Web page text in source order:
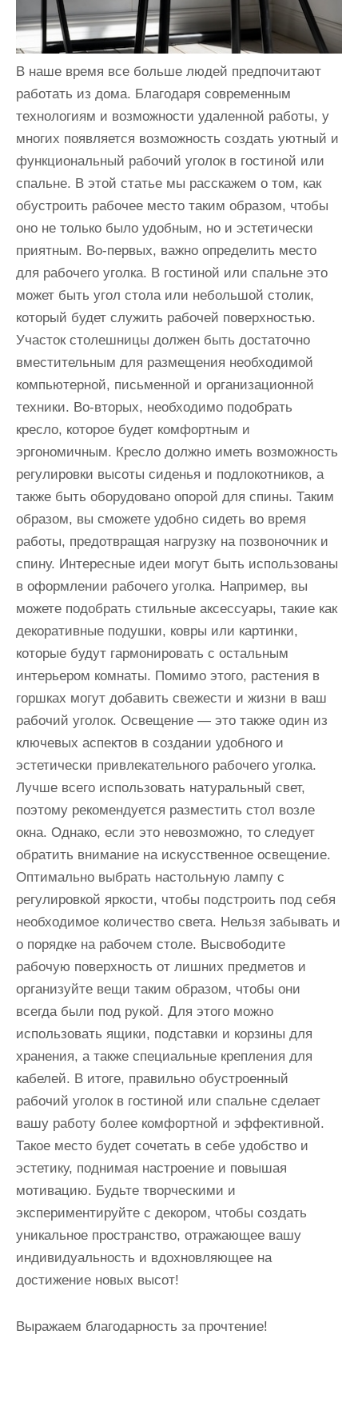
В наше время все больше людей предпочитают
работать из дома. Благодаря современным
технологиям и возможности удаленной работы, у
многих появляется возможность создать уютный и
функциональный рабочий уголок в гостиной или
спальне. В этой статье мы расскажем о том, как
обустроить рабочее место таким образом, чтобы
оно не только было удобным, но и эстетически
приятным. Во-первых, важно определить место
для рабочего уголка. В гостиной или спальне это
может быть угол стола или небольшой столик,
который будет служить рабочей поверхностью.
Участок столешницы должен быть достаточно
вместительным для размещения необходимой
компьютерной, письменной и организационной
техники. Во-вторых, необходимо подобрать
кресло, которое будет комфортным и
эргономичным. Кресло должно иметь возможность
регулировки высоты сиденья и подлокотников, а
также быть оборудовано опорой для спины. Таким
образом, вы сможете удобно сидеть во время
работы, предотвращая нагрузку на позвоночник и
спину. Интересные идеи могут быть использованы
в оформлении рабочего уголка. Например, вы
можете подобрать стильные аксессуары, такие как
декоративные подушки, ковры или картинки,
которые будут гармонировать с остальным
интерьером комнаты. Помимо этого, растения в
горшках могут добавить свежести и жизни в ваш
рабочий уголок. Освещение — это также один из
ключевых аспектов в создании удобного и
эстетически привлекательного рабочего уголка.
Лучше всего использовать натуральный свет,
поэтому рекомендуется разместить стол возле
окна. Однако, если это невозможно, то следует
обратить внимание на искусственное освещение.
Оптимально выбрать настольную лампу с
регулировкой яркости, чтобы подстроить под себя
необходимое количество света. Нельзя забывать и
о порядке на рабочем столе. Высвободите
рабочую поверхность от лишних предметов и
организуйте вещи таким образом, чтобы они
всегда были под рукой. Для этого можно
использовать ящики, подставки и корзины для
хранения, а также специальные крепления для
кабелей. В итоге, правильно обустроенный
рабочий уголок в гостиной или спальне сделает
вашу работу более комфортной и эффективной.
Такое место будет сочетать в себе удобство и
эстетику, поднимая настроение и повышая
мотивацию. Будьте творческими и
экспериментируйте с декором, чтобы создать
уникальное пространство, отражающее вашу
индивидуальность и вдохновляющее на
достижение новых высот!
Выражаем благодарность за прочтение!